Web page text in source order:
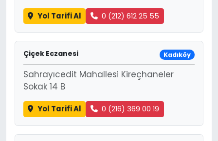
Yol Tarifi Al 0 (212) 612 25 55
Çiçek Eczanesi Kadıköy
Sahrayıcedit Mahallesi Kireçhaneler
Sokak 14 B
Yol Tarifi Al 0 (216) 369 00 19